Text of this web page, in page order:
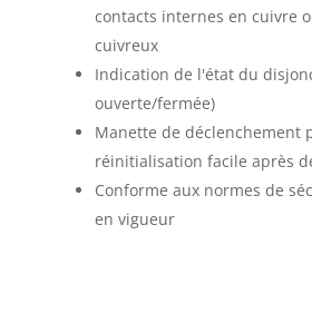
contacts internes en cuivre
cuivreux
Indication de l'état du
ouverte/fermée)
Manette de déclenchement
réinitialisation facile après
Conforme aux normes de
en vigueur